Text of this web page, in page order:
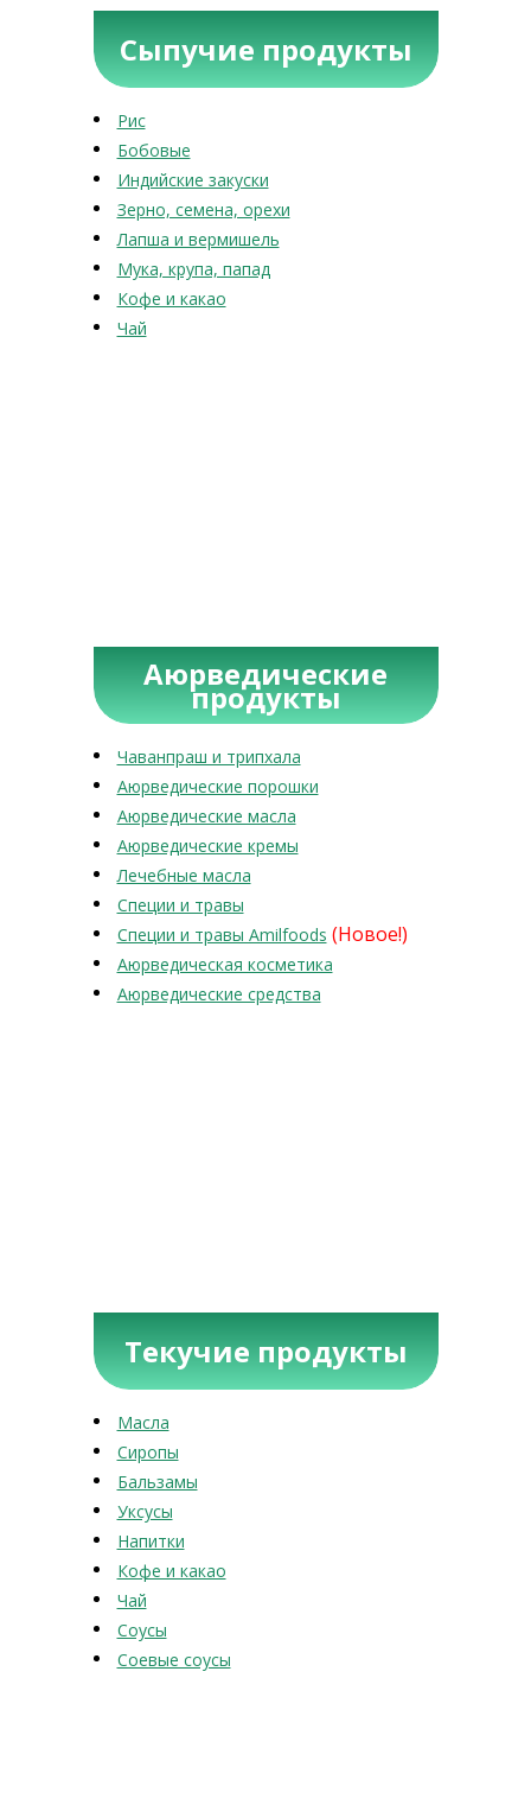
Сыпучие продукты
Рис
Бобовые
Индийские закуски
Зерно, семена, орехи
Лапша и вермишель
Мука, крупа, папад
Кофе и какао
Чай
Аюрведические
продукты
Чаванпраш и трипхала
Аюрведические порошки
Аюрведические масла
Аюрведические кремы
Лечебные масла
Специи и травы
Специи и травы Amilfoods (Новое!)
Аюрведическая косметика
Аюрведические средства
Текучие продукты
Масла
Сиропы
Бальзамы
Уксусы
Напитки
Кофе и какао
Чай
Соусы
Соевые соусы